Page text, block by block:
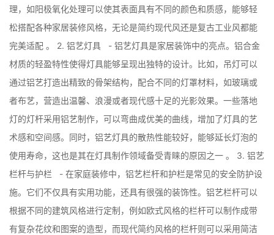
理，如阳极氧化处理可以使其表面具有不同的颜色和质感，能够轻
松搭配各种家居装修风格，无论是简约现代风还是复古工业风都能
完美适配 。 2. 铝艺灯具 - 铝艺灯具是家居装饰中的亮点。铝合金
材质的轻盈特性使得灯具能够呈现出独特的设计。比如，吊灯可以
通过铝艺打造出精致的骨架结构，配合不同的灯罩材料，如玻璃或
者布艺，营造出温馨、浪漫或者现代感十足的光影效果。一些落地
灯的灯杆采用铝艺制作，可以弯曲成优美的曲线，增加了灯具的艺
术感和空间感。同时，铝艺灯具的散热性能较好，能够延长灯泡的
使用寿命，这也是其在灯具制作领域备受青睐的原因之一 。 3. 铝艺
栏杆与护栏 - 在家庭装修中，铝艺栏杆和护栏是常见的安全防护设
施。它们不仅具有实用功能，还具有很强的装饰性。铝艺栏杆可以
根据不同的建筑风格进行定制，例如欧式风格的栏杆可以制作成带
有复杂花纹和图案的造型，而现代简约风格的栏杆则可以采用简洁